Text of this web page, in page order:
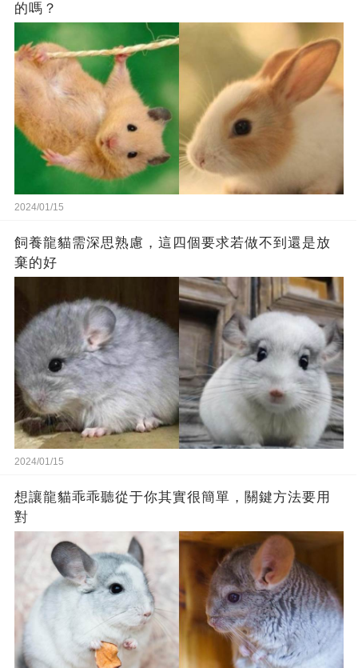
的嗎？
2024/01/15
飼養龍貓需深思熟慮，這四個要求若做不到還是放
棄的好
2024/01/15
想讓龍貓乖乖聽從于你其實很簡單，關鍵方法要用
對